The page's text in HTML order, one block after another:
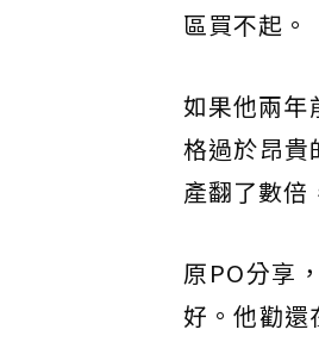
區買不起。
如果他兩年
格過於昂貴
產翻了數倍
原PO分享
好。他勸還